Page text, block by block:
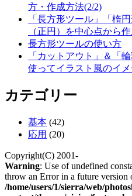
方・作成方法(2/2)
「長方形ツール」「楕
（正円）を中心点から
長方形ツールの使い方
「カットアウト」＆「
使ってイラスト風のイ
カテゴリー
基本 (42)
応用 (20)
Copyright(C) 2001-
Warning: Use of undefined
throw an Error in a future version
/home/users/1/sierra/web/